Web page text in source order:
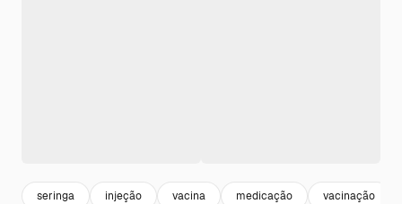
seringa injeção vacina medicação vacinação